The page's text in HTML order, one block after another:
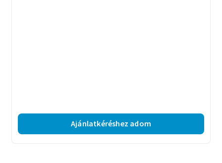
Ajánlatkéréshez adom